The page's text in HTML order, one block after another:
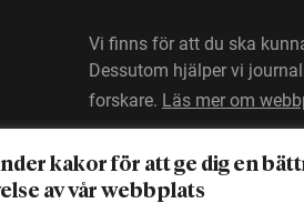
kakor för att ge dig en
av vår webbplats
Vi finns för att du ska
Dessutom hjälper vi
forskare. Läs mer om